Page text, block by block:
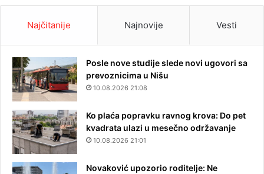
Najčitanije Najnovije Vesti
Posle nove studije slede novi ugovori sa
prevoznicima u Nišu
10.08.2026 21:08
Ko plaća popravku ravnog krova: Do pet
kvadrata ulazi u mesečno održavanje
10.08.2026 21:01
Novaković upozorio roditelje: Ne